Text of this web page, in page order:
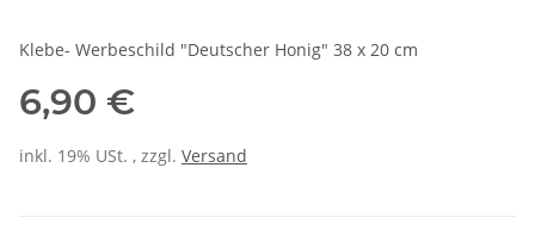
Klebe- Werbeschild "Deutscher Honig" 38 x 20 cm
6,90 €
inkl. 19% USt. , zzgl. Versand